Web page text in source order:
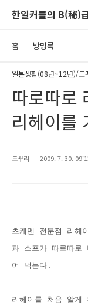
한일커플의 B(秘)
홈 방명록
일본생활(08년~12년)/도
따로따로
리헤이를
도꾸리 2009. 7. 30.
츠케멘 전문점 리헤
과 스프가 따로따로
어 먹는다.
리헤이를 처음 알